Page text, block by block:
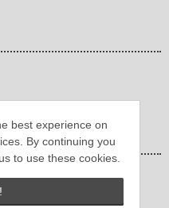
best experience on
By continuing you
to use these cookies.